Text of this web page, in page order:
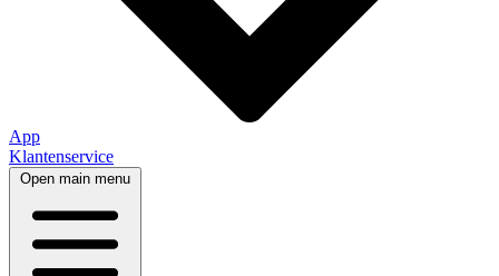
App
Klantenservice
Open main menu